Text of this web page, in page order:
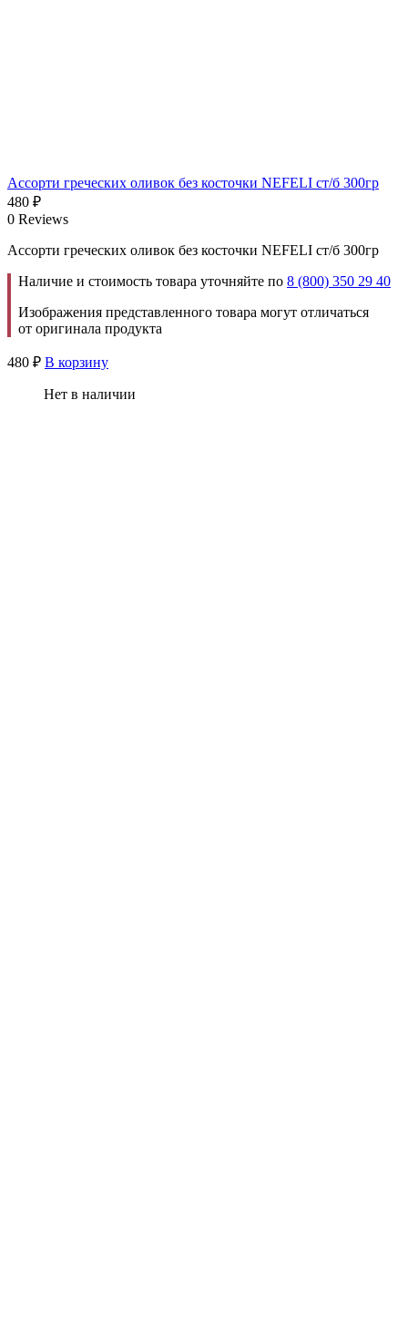
Ассорти греческих оливок без косточки NEFELI ст/б 300гр
480 ₽
0 Reviews
Ассорти греческих оливок без косточки NEFELI ст/б 300гр
Наличие и стоимость товара уточняйте по 8 (800) 350 29 40
Изображения представленного товара могут отличаться
от оригинала продукта
480 ₽ В корзину
Нет в наличии